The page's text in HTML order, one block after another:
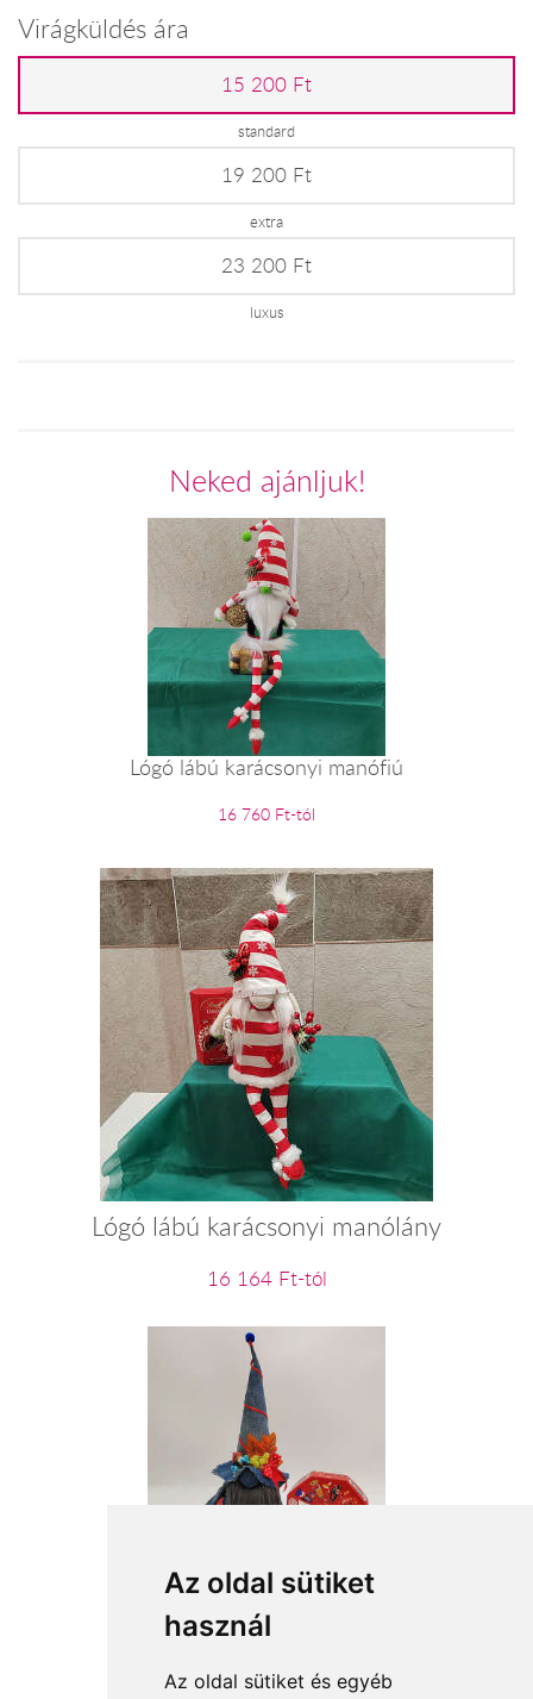
Az oldal sütiket
használ
Az oldal sütiket és egyéb
Virágküldés ára
15 200 Ft
standard
19 200 Ft
extra
23 200 Ft
luxus
Neked ajánljuk!
Lógó lábú karácsonyi manófiú
16 760 Ft-tól
Lógó lábú karácsonyi manólány
16 164 Ft-tól
Farmer manócska
13 440 Ft-tól